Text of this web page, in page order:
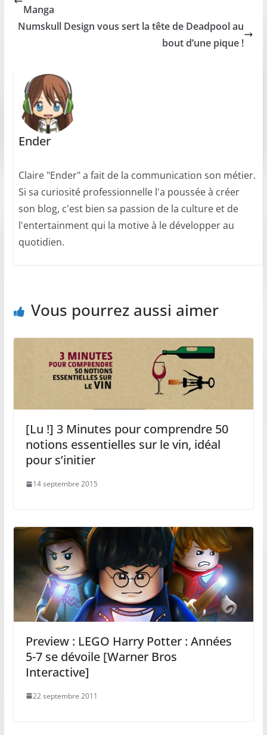
Manga
Numskull Design vous sert la tête de Deadpool au
bout d’une pique !
Ender
Claire "Ender" a fait de la communication son métier.
Si sa curiosité professionnelle l'a poussée à créer
son blog, c'est bien sa passion de la culture et de
l'entertainment qui la motive à le développer au
quotidien.
Vous pourrez aussi aimer
[Lu !] 3 Minutes pour comprendre 50
notions essentielles sur le vin, idéal
pour s’initier
14 septembre 2015
Preview : LEGO Harry Potter : Années
5-7 se dévoile [Warner Bros
Interactive]
22 septembre 2011